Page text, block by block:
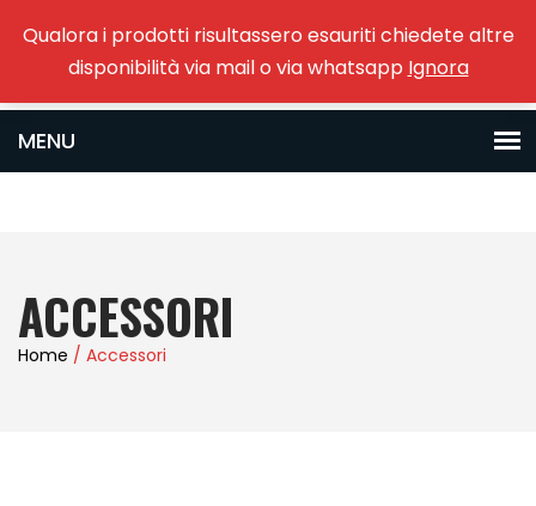
ACCESSORI
Home / Accessori
Qualora i prodotti risultassero esauriti chiedete altre
disponibilità via mail o via whatsapp Ignora